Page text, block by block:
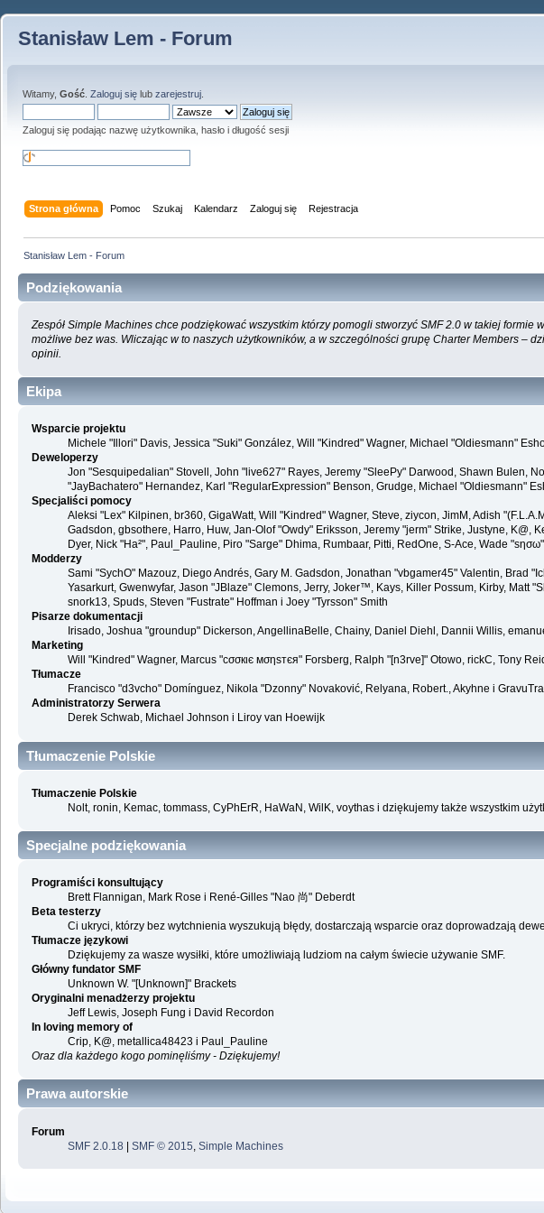
Stanisław Lem - Forum
Witamy, Gość Zaloguj się lub zarejestruj
Zaloguj się podając nazwę użytkownika, hasło i długość sesji
Strona główna Pomoc Szukaj Kalendarz Zaloguj się Rejestracja
Stanisław Lem - Forum
Podziękowania
Zespół Simple Machines chce podziękować wszystkim którzy pomogli stworzyć SMF 2.0 w takiej
możliwe bez was. Wliczając w to naszych użytkowników, a w szczególności grupę Charter Members –
opinii.
Ekipa
Wsparcie projektu
Michele "Illori" Davis, Jessica "Suki" González, Will "Kindred" Wagner, Michael "Oldiesmann"
Deweloperzy
Jon "Sesquipedalian" Stovell, John "live627" Rayes, Jeremy "SleePy" Darwood, Shawn Bulen,
"JayBachatero" Hernandez, Karl "RegularExpression" Benson, Grudge, Michael "Oldiesmann"
Specjaliści pomocy
Aleksi "Lex" Kilpinen, br360, GigaWatt, Will "Kindred" Wagner, Steve, ziycon, JimM, Adish
Gadsdon, gbsothere, Harro, Huw, Jan-Olof "Owdy" Eriksson, Jeremy "jerm" Strike, Justyne,
Dyer, Nick "Ha²", Paul_Pauline, Piro "Sarge" Dhima, Rumbaar, Pitti, RedOne, S-Ace, Wade
Modderzy
Sami "SychO" Mazouz, Diego Andrés, Gary M. Gadsdon, Jonathan "vbgamer45" Valentin,
Yasarkurt, Gwenwyfar, Jason "JBlaze" Clemons, Jerry, Joker™, Kays, Killer Possum, Kirby, Matt
snork13, Spuds, Steven "Fustrate" Hoffman i Joey "Tyrsson" Smith
Pisarze dokumentacji
Irisado, Joshua "groundup" Dickerson, AngellinaBelle, Chainy, Daniel Diehl, Dannii Willis,
Marketing
Will "Kindred" Wagner, Marcus "cσσкιє мσηѕтєя" Forsberg, Ralph "[n3rve]" Otowo, rickC, Tony
Tłumacze
Francisco "d3vcho" Domínguez, Nikola "Dzonny" Novaković, Relyana, Robert., Akyhne i
Administratorzy Serwera
Derek Schwab, Michael Johnson i Liroy van Hoewijk
Tłumaczenie Polskie
Tłumaczenie Polskie
Nolt, ronin, Kemac, tommass, CyPhErR, HaWaN, WilK, voythas i dziękujemy także wszystkim
Specjalne podziękowania
Programiści konsultujący
Brett Flannigan, Mark Rose i René-Gilles "Nao 尚" Deberdt
Beta testerzy
Ci ukryci, którzy bez wytchnienia wyszukują błędy, dostarczają wsparcie oraz doprowadzają
Tłumacze językowi
Dziękujemy za wasze wysiłki, które umożliwiają ludziom na całym świecie używanie SMF.
Główny fundator SMF
Unknown W. "[Unknown]" Brackets
Oryginalni menadżerzy projektu
Jeff Lewis, Joseph Fung i David Recordon
In loving memory of
Crip, K@, metallica48423 i Paul_Pauline
Oraz dla każdego kogo pominęliśmy - Dziękujemy!
Prawa autorskie
Forum
SMF 2.0.18 | SMF © 2015 Simple Machines